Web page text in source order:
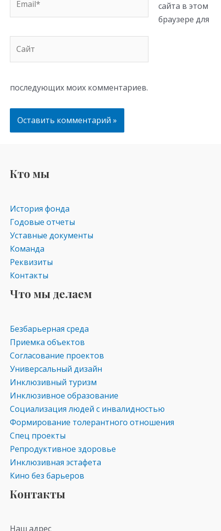
сайта в этом
браузере для
последующих моих комментариев.
Кто мы
История фонда
Годовые отчеты
Уставные документы
Команда
Реквизиты
Контакты
Что мы делаем
Безбарьерная среда
Приемка объектов
Согласование проектов
Универсальный дизайн
Инклюзивный туризм
Инклюзивное образование
Социализация людей с инвалидностью
Формирование толерантного отношения
Спец проекты
Репродуктивное здоровье
Инклюзивная эстафета
Кино без барьеров
Контакты
Наш адрес